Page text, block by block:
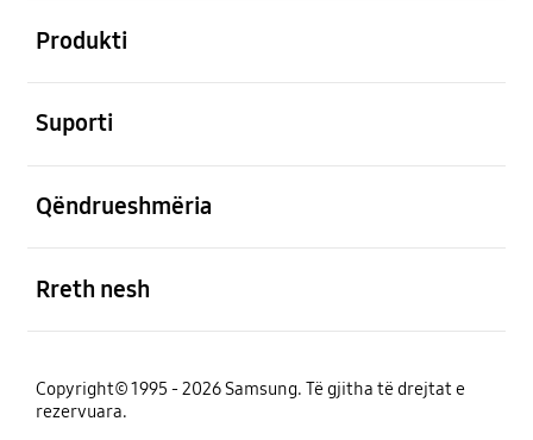
Produkti
Suporti
Qëndrueshmëria
Rreth nesh
Copyright© 1995 - 2026 Samsung. Të gjitha të drejtat e
rezervuara.